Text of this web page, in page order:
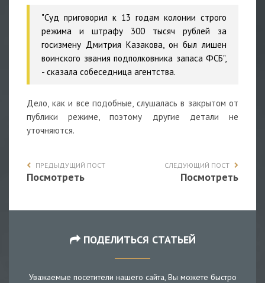
"Суд приговорил к 13 годам колонии строго
режима и штрафу 300 тысяч рублей за
госизмену Дмитрия Казакова, он был лишен
воинского звания подполковника запаса ФСБ",
- сказала собеседница агентства.
Дело, как и все подобные, слушалась в закрытом от
публики режиме, поэтому другие детали не
уточняются.
ПРЕДЫДУЩИЙ ПОСТ
Посмотреть
СЛЕДУЮЩИЙ ПОСТ
Посмотреть
ПОДЕЛИТЬСЯ СТАТЬЕЙ
Уважаемые посетители нашего сайта, Вы можете быстро